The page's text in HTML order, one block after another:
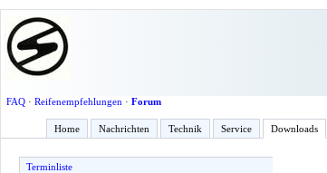
FAQ· Reifenempfehlungen · Forum
Home Nachrichten Technik Service Downloads
Terminliste